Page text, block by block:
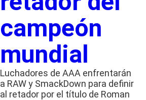
campeón
mundial
Luchadores de AAA enfrentarán
a RAW y SmackDown para definir
al retador por el título de Roman